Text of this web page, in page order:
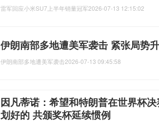
雷军回应小米SU7上半年销量冠军2026-07-13 12:15:02
伊朗南部多地遭美军袭击 紧张局势
伊朗南部多地遭美军袭击2026-07-13 09:45:58
因凡蒂诺：希望和特朗普在世界杯
划好的 共颁奖杯延续惯例